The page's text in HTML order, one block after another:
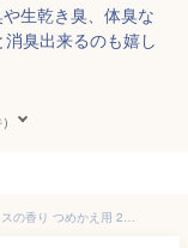
生乾き臭、体臭な
臭出来るのも嬉し
ハミング 消臭実感 柔軟剤 汗・脂臭タイプ シトラスの香り つめかえ用 2530ml×2袋セット